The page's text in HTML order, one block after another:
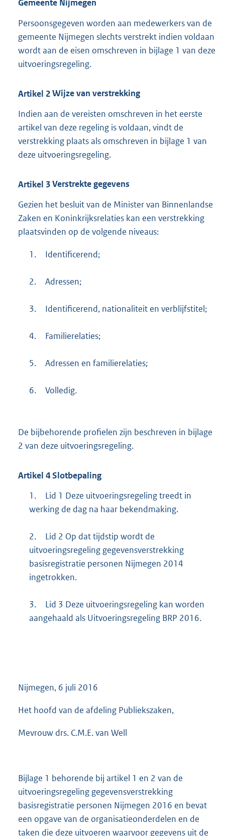
Gemeente Nijmegen
Persoonsgegeven worden aan medewerkers van de
gemeente Nijmegen slechts verstrekt indien voldaan
wordt aan de eisen omschreven in bijlage 1 van deze
uitvoeringsregeling.
Artikel 2Wijze van verstrekking
Indien aan de vereisten omschreven in het eerste
artikel van deze regeling is voldaan, vindt de
verstrekking plaats als omschreven in bijlage 1 van
deze uitvoeringsregeling.
Artikel 3Verstrekte gegevens
Gezien het besluit van de Minister van Binnenlandse
Zaken en Koninkrijksrelaties kan een verstrekking
plaatsvinden op de volgende niveaus:
1. Identificerend;
2. Adressen;
3. Identificerend, nationaliteit en verblijfstitel;
4. Familierelaties;
5. Adressen en familierelaties;
6. Volledig.
De bijbehorende profielen zijn beschreven in bijlage
2 van deze uitvoeringsregeling.
Artikel 4Slotbepaling
1.
Lid 1 Deze uitvoeringsregeling treedt in
werking de dag na haar bekendmaking.
2.
Lid 2 Op dat tijdstip wordt de
uitvoeringsregeling gegevensverstrekking
basisregistratie personen Nijmegen 2014
ingetrokken.
3.
Lid 3 Deze uitvoeringsregeling kan worden
aangehaald als Uitvoeringsregeling BRP 2016.
Nijmegen, 6 juli 2016
Het hoofd van de afdeling Publiekszaken,
Mevrouw drs. C.M.E. van Well
Bijlage 1 behorende bij artikel 1 en 2 van de
uitvoeringsregeling gegevensverstrekking
basisregistratie personen Nijmegen 2016 en bevat
een opgave van de organisatieonderdelen en de
taken die deze uitvoeren waarvoor gegevens uit de